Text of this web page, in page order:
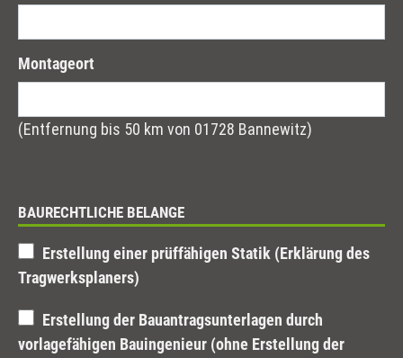
Montageort
(Entfernung bis 50 km von 01728 Bannewitz)
BAURECHTLICHE BELANGE
Tragwerksplaners)
vorlagefähigen Bauingenieur (ohne Erstellung der